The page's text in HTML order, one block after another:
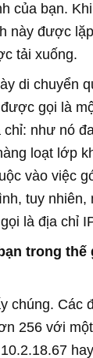
của bạn.
này được
tải xuống.
di chuyển
gọi là
như nó
loạt lớp
vào việc
tuy nhiên,
là địa chỉ
trong
chúng. Các
256 với